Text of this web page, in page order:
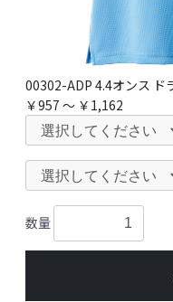
00302-ADP 4.4オンス ド
￥957 ～ ￥1,162
数量